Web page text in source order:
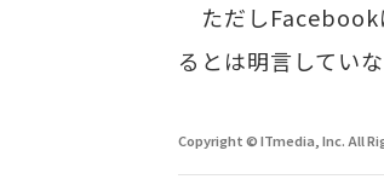
ただしFacebook
るとは明言していな
Copyright © ITmedia, Inc. All